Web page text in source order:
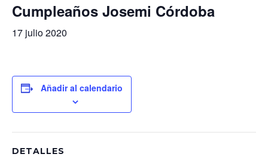
Cumpleaños Josemi Córdoba
17 julio 2020
Añadir al calendario
DETALLES